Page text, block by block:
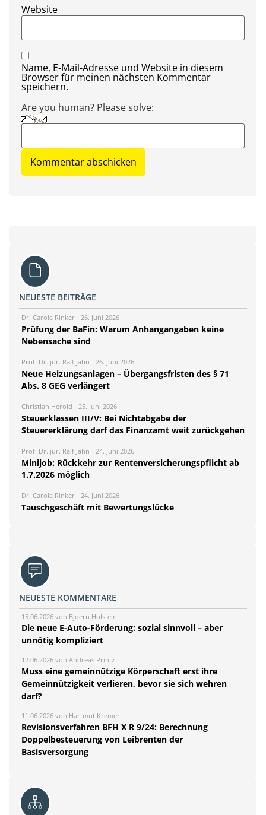
Website
Name, E-Mail-Adresse und Website in diesem
Browser für meinen nächsten Kommentar
speichern.
Are you human? Please solve:
NEUESTE BEITRÄGE
Dr. Carola Rinker 26. Juni 2026
Prüfung der BaFin: Warum Anhangangaben keine
Nebensache sind
Prof. Dr. jur. Ralf Jahn 26. Juni 2026
Neue Heizungsanlagen – Übergangsfristen des § 71
Abs. 8 GEG verlängert
Christian Herold 25. Juni 2026
Steuerklassen III/V: Bei Nichtabgabe der
Steuererklärung darf das Finanzamt weit zurückgehen
Prof. Dr. jur. Ralf Jahn 24. Juni 2026
Minijob: Rückkehr zur Rentenversicherungspflicht ab
1.7.2026 möglich
Dr. Carola Rinker 24. Juni 2026
Tauschgeschäft mit Bewertungslücke
NEUESTE KOMMENTARE
15.06.2026 von Bjoern Holstein
Die neue E-Auto-Förderung: sozial sinnvoll – aber
unnötig kompliziert
12.06.2026 von Andreas Printz
Muss eine gemeinnützige Körperschaft erst ihre
Gemeinnützigkeit verlieren, bevor sie sich wehren
darf?
11.06.2026 von Hartmut Kremer
Revisionsverfahren BFH X R 9/24: Berechnung
Doppelbesteuerung von Leibrenten der
Basisversorgung